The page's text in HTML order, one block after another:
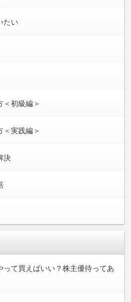
たい
＜初級編＞
＜実践編＞
決
って買えばいい？株主優待ってあ